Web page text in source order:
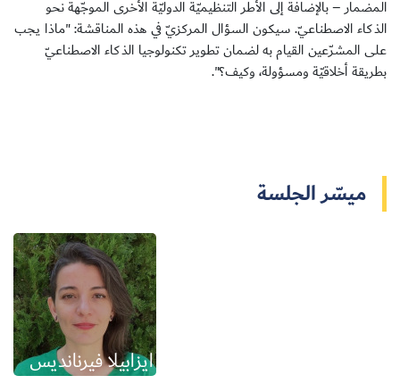
سجل الآن
المضمار – بالإضافة إلى الأطر التنظيميّة الدوليّة الأخرى الموجّهة نحو
الذكاء الاصطناعيّ. سيكون السؤال المركزيّ في هذه المناقشة: "ماذا يجب
على المشرّعين القيام به لضمان تطوير تكنولوجيا الذكاء الاصطناعيّ
بطريقة أخلاقيّة ومسؤولة، وكيف؟".
ميسّر الجلسة
ايزابيلا فيرنانديس